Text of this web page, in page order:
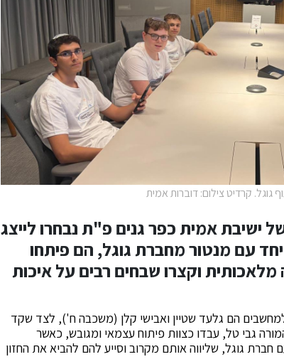
קרדיט צילום: דוברות אמית
ישיבת אמית כפר גנים פ"ת נבחרו לייצג
עם מנטור מחברת גוגל, הם פיתחו
וקצרו שבחים רבים על איכות
הם גלעד שטיין ואבישי קלן (משכבה ח'), לצד שקד
גבי טל, עבדו כצוות פיתוח עצמאי ומגובש, כאשר
גוגל, שליווה אותם מקרוב וסייע להם להביא את החזון